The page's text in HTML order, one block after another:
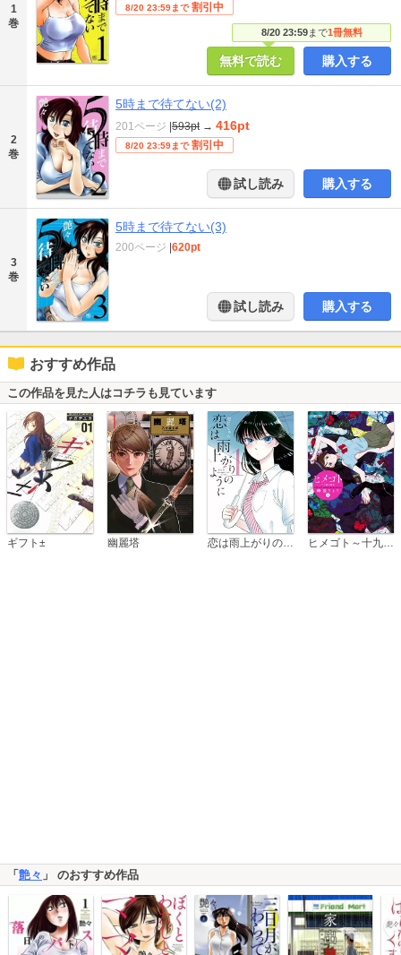
1
巻
8/20 23:59まで1冊無料
8/20 23:59まで 割引中
無料で読む 購入する
2
巻
5時まで待てない(2)
201ページ 593pt → 416pt
8/20 23:59まで 割引中
試し読み 購入する
3
巻
5時まで待てない(3)
200ページ 620pt
試し読み 購入する
おすすめ作品
この作品を見た人はコチラも見ています
ギフト± 幽麗塔 恋は雨上がりのように ヒメゴト～十九歳の制服～
「 艶々 」 のおすすめ作品